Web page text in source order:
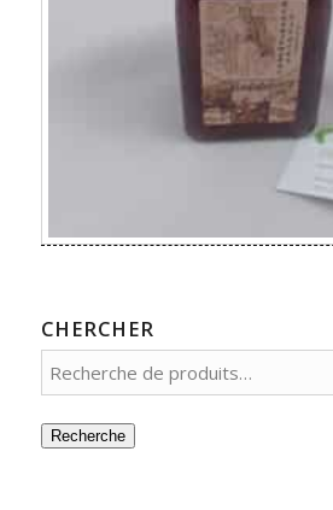
CHERCHER
Recherche